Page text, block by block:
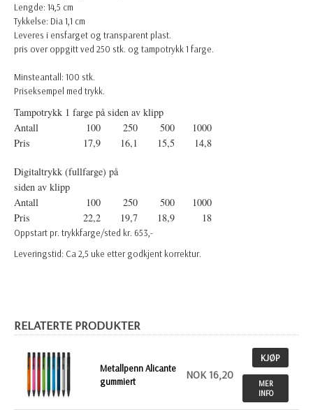
Lengde: 14,5 cm
Tykkelse: Dia 1,1 cm
Leveres i ensfarget og transparent plast.
pris over oppgitt ved 250 stk. og tampotrykk 1 farge.
Minsteantall: 100 stk.
Priseksempel med trykk.
Tampotrykk 1 farge på siden av klipp
Antall
100 250 500
1000
Pris
17,9 16,1 15,5 14,8
Digitaltrykk (fullfarge) på
siden av klipp
Antall
100 250 500
1000
Pris
22,2 19,7 18,9 18
Oppstart pr. trykkfarge/sted kr. 653,-
Leveringstid: Ca 2,5 uke etter godkjent korrektur.
RELATERTE PRODUKTER
Metallpenn Alicante
gummiert
NOK 16,20
KJØP
MER
INFO